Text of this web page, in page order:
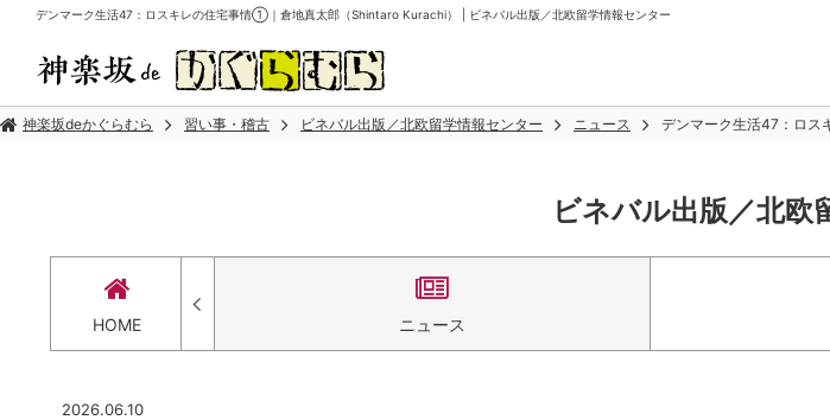
デンマーク生活47：ロスキレの住宅事情①｜倉地真太郎（Shintaro Kurachi） | ビネバル出版／北欧留学情報センター
神楽坂deかぐらむら 習い事・稽古 ビネバル出版／北欧留学情報センター ニュース デンマーク生活47：ロス
ビネバル出版／北欧
HOME ニュース
2026.06.10